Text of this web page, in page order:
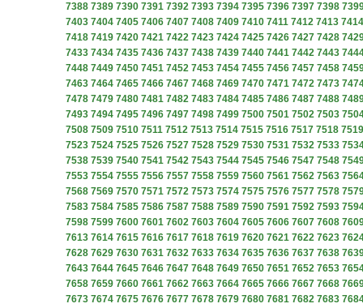
7388 7389 7390 7391 7392 7393 7394 7395 7396 7397 7398
7403 7404 7405 7406 7407 7408 7409 7410 7411 7412 7413 7414
7418 7419 7420 7421 7422 7423 7424 7425 7426 7427 7428
7433 7434 7435 7436 7437 7438 7439 7440 7441 7442 7443
7448 7449 7450 7451 7452 7453 7454 7455 7456 7457 7458
7463 7464 7465 7466 7467 7468 7469 7470 7471 7472 7473
7478 7479 7480 7481 7482 7483 7484 7485 7486 7487 7488
7493 7494 7495 7496 7497 7498 7499 7500 7501 7502 7503
7508 7509 7510 7511 7512 7513 7514 7515 7516 7517 7518 7519
7523 7524 7525 7526 7527 7528 7529 7530 7531 7532 7533
7538 7539 7540 7541 7542 7543 7544 7545 7546 7547 7548
7553 7554 7555 7556 7557 7558 7559 7560 7561 7562 7563
7568 7569 7570 7571 7572 7573 7574 7575 7576 7577 7578
7583 7584 7585 7586 7587 7588 7589 7590 7591 7592 7593
7598 7599 7600 7601 7602 7603 7604 7605 7606 7607 7608
7613 7614 7615 7616 7617 7618 7619 7620 7621 7622 7623
7628 7629 7630 7631 7632 7633 7634 7635 7636 7637 7638
7643 7644 7645 7646 7647 7648 7649 7650 7651 7652 7653
7658 7659 7660 7661 7662 7663 7664 7665 7666 7667 7668
7673 7674 7675 7676 7677 7678 7679 7680 7681 7682 7683